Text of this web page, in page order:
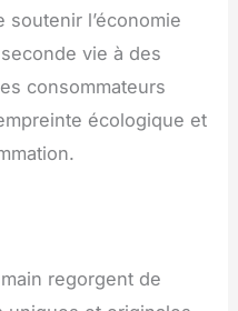
l’économie
vie à des
consommateurs
écologique et
regorgent de